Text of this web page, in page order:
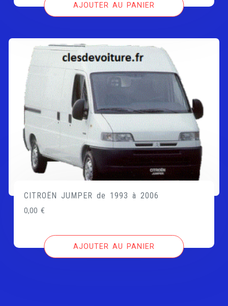
AJOUTER AU PANIER
CITROËN JUMPER de 1993 à 2006
0,00€
AJOUTER AU PANIER